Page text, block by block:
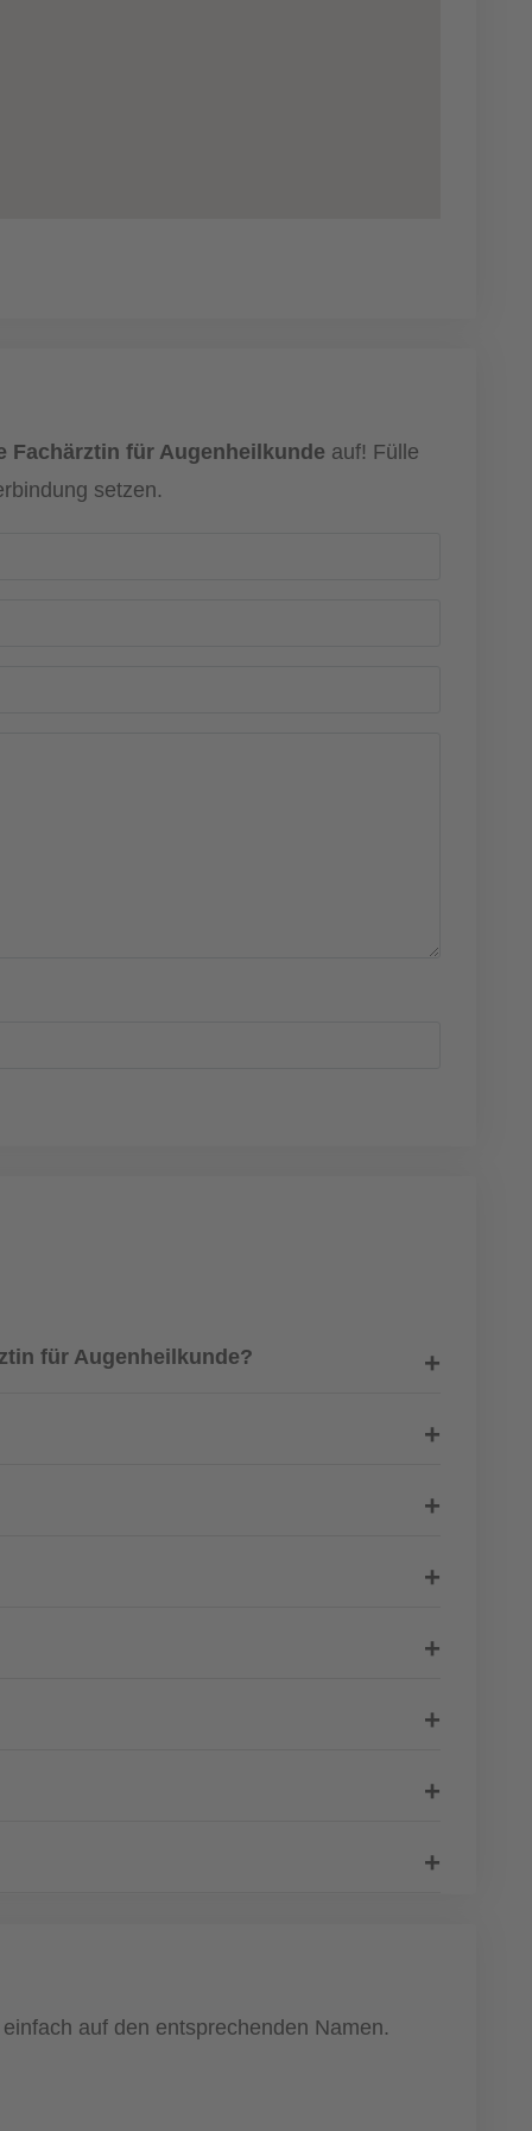
Fachärztin für Augenheilkunde auf! Fülle
setzen.
für Augenheilkunde?
auf den entsprechenden Namen.